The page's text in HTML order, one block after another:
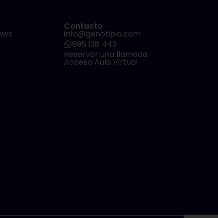
Contacto
info@genotipia.com
695 138 443
Reservar una llamada
Acceso Aula Virtual